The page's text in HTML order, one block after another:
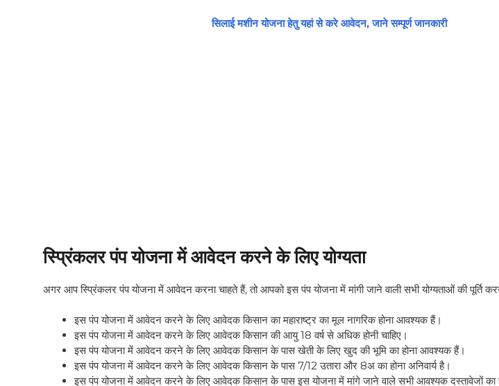
सिलाई मशीन योजना हेतु यहां से करे आवेदन, जाने सम्पूर्ण जानकारी
स्प्रिंकलर पंप योजना में आवेदन करने के लिए योग्यता
अगर आप स्प्रिंकलर पंप योजना में आवेदन करना चाहते हैं, तो आपको इस पंप योजना में मांगी जाने वाली सभी योग्यताओं की पूर्ति
इस पंप योजना में आवेदन करने के लिए आवेदक किसान का महाराष्ट्र का मूल नागरिक होना आवश्यक हैं।
इस पंप योजना में आवेदन करने के लिए आवेदक किसान की आयु 18 वर्ष से अधिक होनी चाहिए।
इस पंप योजना में आवेदन करने के लिए आवेदक किसान के पास खेती के लिए खुद की भूमि का होना आवश्यक हैं।
इस पंप योजना में आवेदन करने के लिए आवेदक किसान के पास 7/12 उतारा और 8अ का होना अनिवार्य है।
इस पंप योजना में आवेदन करने के लिए आवेदक किसान के पास इस योजना में मांगे जाने वाले सभी आवश्यक दस्तावेजों का